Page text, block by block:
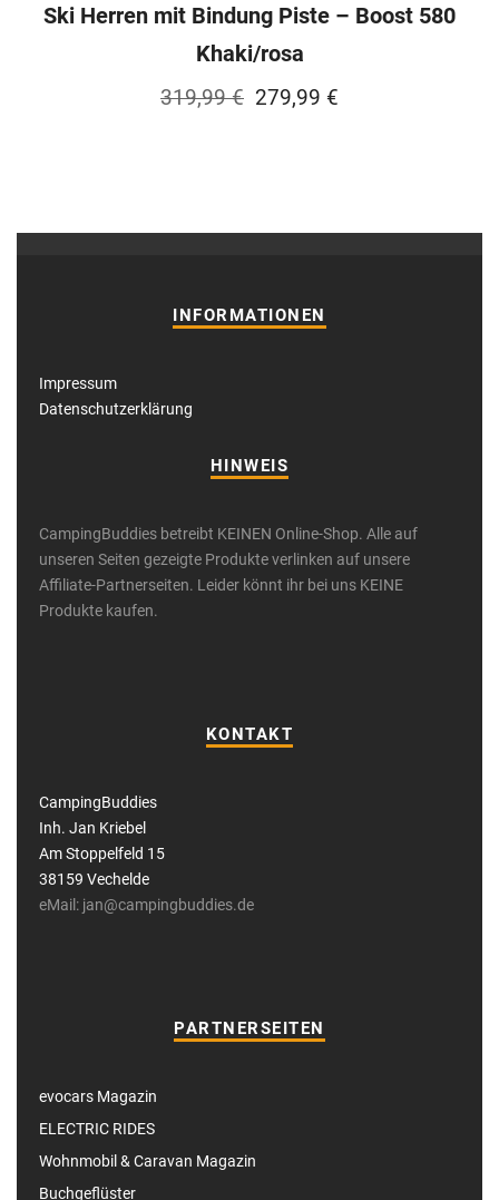
Ski Herren mit Bindung Piste – Boost 580
Khaki/rosa
319,99€ Ursprünglicher
279,99 €
INFORMATIONEN
Impressum
Datenschutzerklärung
HINWEIS
CampingBuddies betreibt KEINEN Online-Shop. Alle auf
unseren Seiten gezeigte Produkte verlinken auf unsere
Affiliate-Partnerseiten. Leider könnt ihr bei uns KEINE
Produkte kaufen.
KONTAKT
CampingBuddies
Inh. Jan Kriebel
Am Stoppelfeld 15
38159 Vechelde
eMail: jan@campingbuddies.de
PARTNERSEITEN
evocars Magazin
ELECTRIC RIDES
Wohnmobil & Caravan Magazin
Buchgeflüster